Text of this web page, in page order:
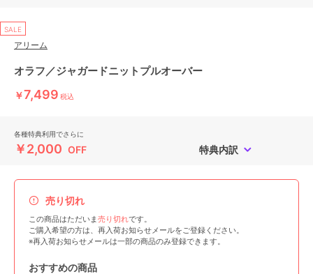
SALE
アリーム
オラフ／ジャガードニットプルオーバー
￥7,499 税込
各種特典利用でさらに
￥2,000 OFF 特典内訳
売り切れ
この商品はただいま売り切れです。
ご購入希望の方は、再入荷お知らせメールをご登録ください。
※再入荷お知らせメールは一部の商品のみ登録できます。
おすすめの商品